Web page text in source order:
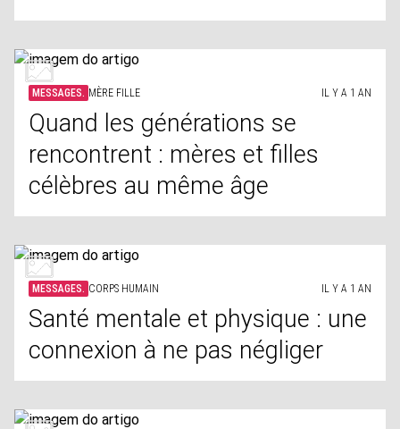
MESSAGES. MÈRE FILLE IL Y A 1 AN
Quand les générations se
rencontrent : mères et filles
célèbres au même âge
MESSAGES. CORPS HUMAIN IL Y A 1 AN
Santé mentale et physique : une
connexion à ne pas négliger